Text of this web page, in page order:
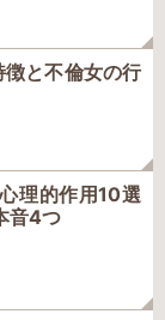
と不倫女の行
理的作用10選
音4つ